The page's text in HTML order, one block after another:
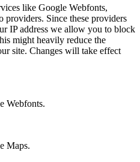
like Google Webfonts,
providers. Since these providers
IP address we allow you to block
might heavily reduce the
site. Changes will take effect
Webfonts.
Maps.